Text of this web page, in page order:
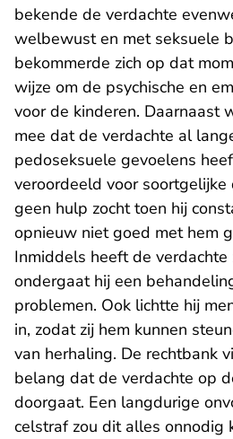
bekende de verdachte
welbewust en met seksuele
bekommerde zich op dat
wijze om de psychische en
voor de kinderen. Daarnaast
mee dat de verdachte al
pedoseksuele gevoelens
veroordeeld voor
geen hulp zocht toen hij
opnieuw niet goed met hem
Inmiddels heeft de
ondergaat hij een
problemen. Ook lichtte hij
in, zodat zij hem kunnen
van herhaling. De rechtbank
belang dat de verdachte op
doorgaat. Een langdurige
celstraf zou dit alles onnodig